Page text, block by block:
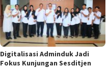
Digitalisasi Adminduk Jadi
Fokus Kunjungan Sesditjen